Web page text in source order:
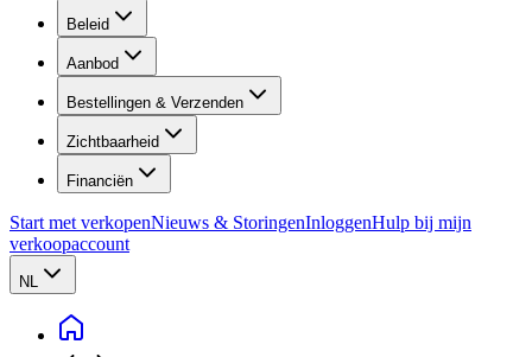
Beleid
Aanbod
Bestellingen & Verzenden
Zichtbaarheid
Financiën
Start met verkopenNieuws & StoringenInloggenHulp bij mijn
verkoopaccount
NL